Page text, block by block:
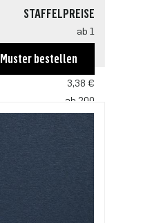
STAFFELPREISE
ab 1
ab 100
3,38 €
ab 200
3,27 €
ab 500
Muster bestellen